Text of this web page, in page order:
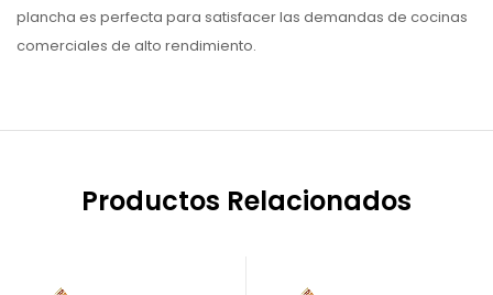
plancha es perfecta para satisfacer las demandas de cocinas
comerciales de alto rendimiento.
Productos Relacionados